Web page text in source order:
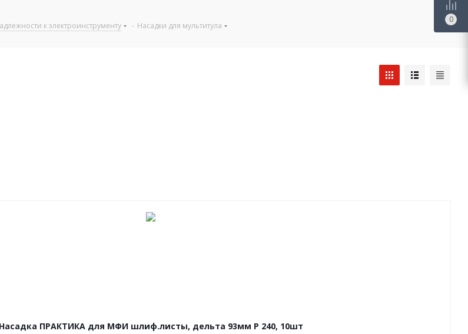
к электроинструменту - Насадки для мультитула
Насадка ПРАКТИКА для МФИ шлиф.листы, дельта 93мм P 240, 10шт
0